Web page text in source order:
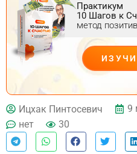
Практикум
10 Шагов к
метод
ДЕЙСТВУЙ
Ицхак Пинтосевич 9
нет
30